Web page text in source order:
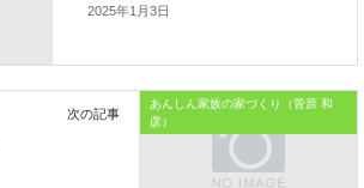
ご家族が幸せになるお手伝いをする」
2025年1月3日
あんしん家族の家づくり（菅原 和
彦）